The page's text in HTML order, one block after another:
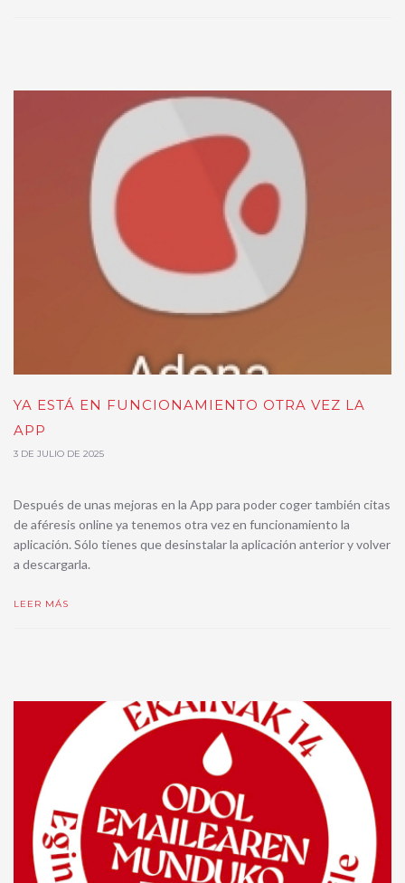
YA ESTÁ EN FUNCIONAMIENTO OTRA VEZ LA
APP
3 DE JULIO DE 2025
Después de unas mejoras en la App para poder coger también citas
de aféresis online ya tenemos otra vez en funcionamiento la
aplicación. Sólo tienes que desinstalar la aplicación anterior y volver
a descargarla.
LEER MÁS